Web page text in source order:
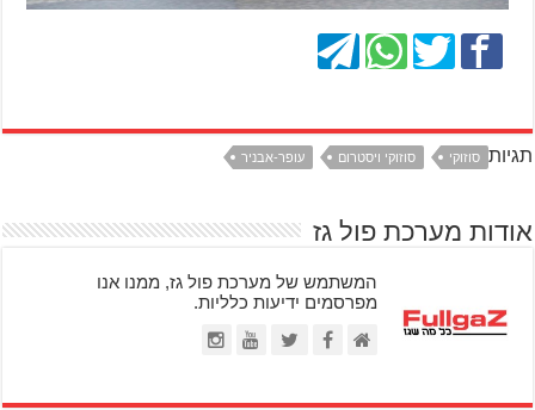
תגיות סוזוקי סוזוקי ויסטרום עופר-אבניר
אודות מערכת פול גז
המשתמש של מערכת פול גז, ממנו אנו
מפרסמים ידיעות כלליות.